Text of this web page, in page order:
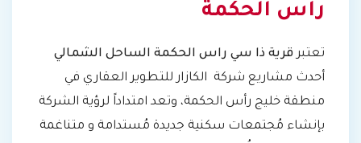
راس الحكمة
تعتبرقرية ذا سي راس الحكمة الساحل الشمالي
أحدث مشاريع شركة الكازار للتطوير العقاري في
منطقة خليج رأس الحكمة، وتعد امتداداً لرؤية الشركة
بإنشاء مُجتمعات سكنية جديدة مُستدامة و متناغمة